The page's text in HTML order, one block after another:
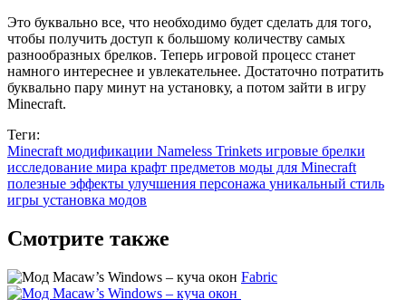
Это буквально все, что необходимо будет сделать для того,
чтобы получить доступ к большому количеству самых
разнообразных брелков. Теперь игровой процесс станет
намного интереснее и увлекательнее. Достаточно потратить
буквально пару минут на установку, а потом зайти в игру
Minecraft.
Теги:
Minecraft модификации Nameless Trinkets игровые брелки
исследование мира крафт предметов моды для Minecraft
полезные эффекты улучшения персонажа уникальный стиль
игры установка модов
Смотрите также
Fabric